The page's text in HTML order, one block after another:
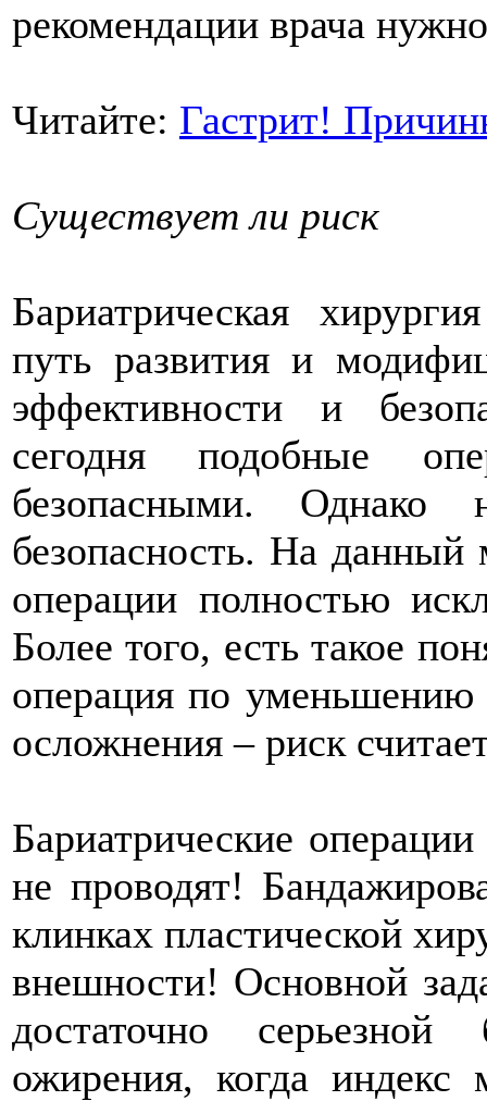
рекомендации врача
Читайте: Гастрит!
Существует ли риск
Бариатрическая
путь развития и
эффективности и
сегодня подобные
безопасными. Однако
безопасность. На
операции полностью
Более того, есть такое
операция по
осложнения – риск
Бариатрические
не проводят!
клинках пластической
внешности! Основной
достаточно
ожирения, когда